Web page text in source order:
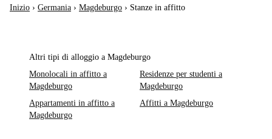
Inizio › Germania › Magdeburgo › Stanze in affitto
Altri tipi di alloggio a Magdeburgo
Monolocali in affitto a
Magdeburgo
Residenze per studenti a
Magdeburgo
Appartamenti in affitto a
Magdeburgo
Affitti a Magdeburgo